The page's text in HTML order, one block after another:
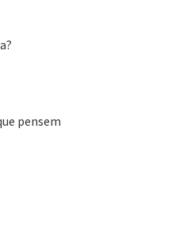
pensem